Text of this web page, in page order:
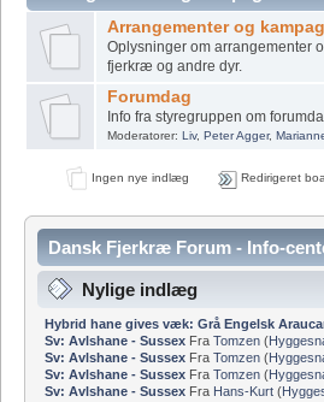
Arrangementer og
Oplysninger om arrangementer
fjerkræ og andre dyr.
Forumdag
Info fra styregruppen om
Moderatorer: Liv, Peter Agger,
Ingen nye indlæg Redirigeret
Dansk Fjerkræ Forum - Info-
Nylige indlæg
Hybrid hane gives væk: Grå Engelsk
Sv: Avlshane - SussexFra Tomzen(
Sv: Avlshane - SussexFra Tomzen(
Sv: Avlshane - SussexFra Tomzen(
Sv: Avlshane - SussexFra Hans-Kurt(